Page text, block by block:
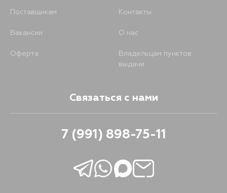
Поставщикам Контакты
Вакансии О нас
Оферта
Владельцам пунктов
выдачи
Связаться с нами
7 (991) 898-75-11